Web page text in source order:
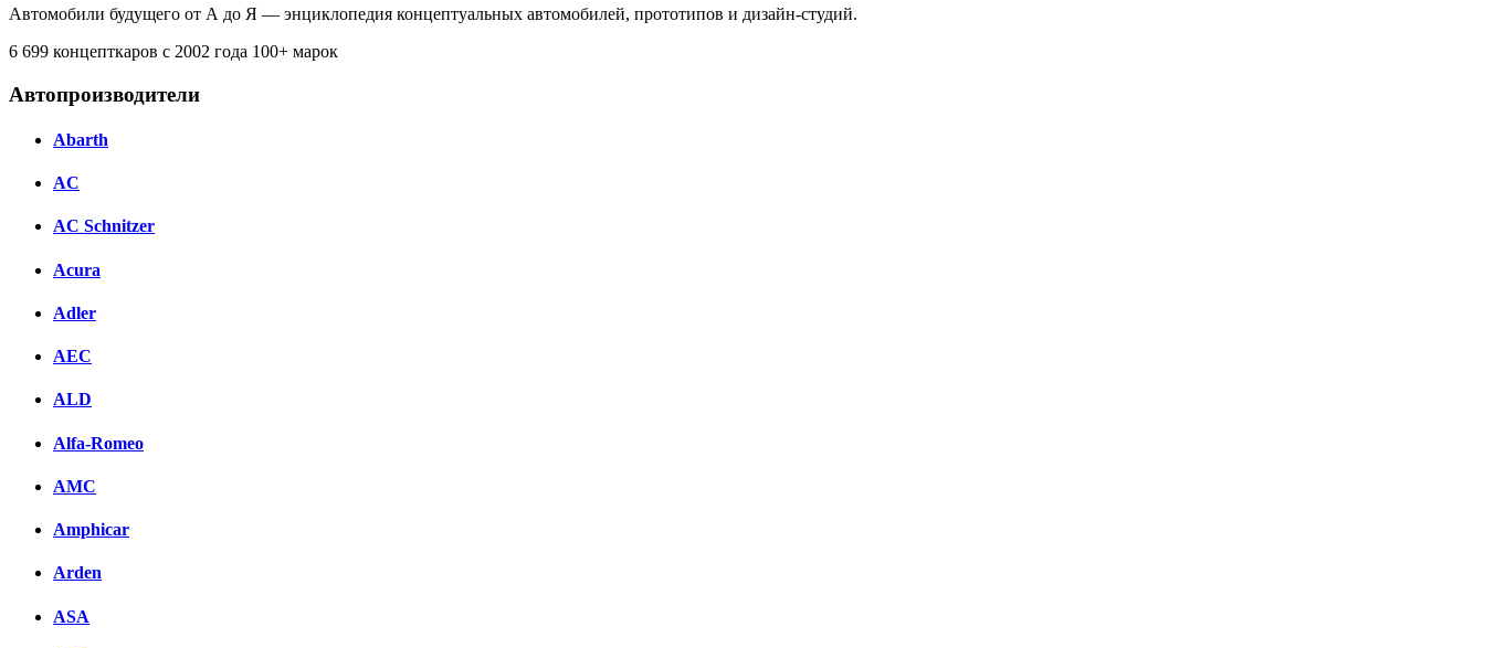
Автомобили будущего от А до Я — энциклопедия концептуальных автомобилей, прототипов и дизайн-студий.
6 699 концепткаров с 2002 года 100+ марок
Автопроизводители
Abarth
AC
AC Schnitzer
Acura
Adler
AEC
ALD
Alfa-Romeo
AMC
Amphicar
Arden
ASA